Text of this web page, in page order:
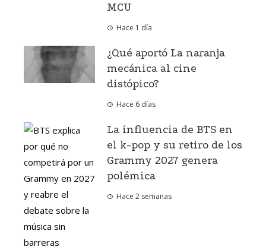
MCU
Hace 1 día
¿Qué aportó La naranja
mecánica al cine
distópico?
Hace 6 días
La influencia de BTS en
el k-pop y su retiro de los
Grammy 2027 genera
polémica
Hace 2 semanas